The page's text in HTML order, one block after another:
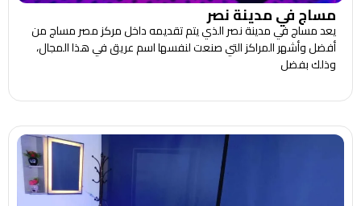
مساج في مدينة نصر
يعد مساج في مدينة نصر الذي يتم تقديمه داخل مركز مصر مساج من
أفضل وأشهر المراكز التي صنعت لنفسها اسم عريق في هذا المجال،
وذلك بفضل